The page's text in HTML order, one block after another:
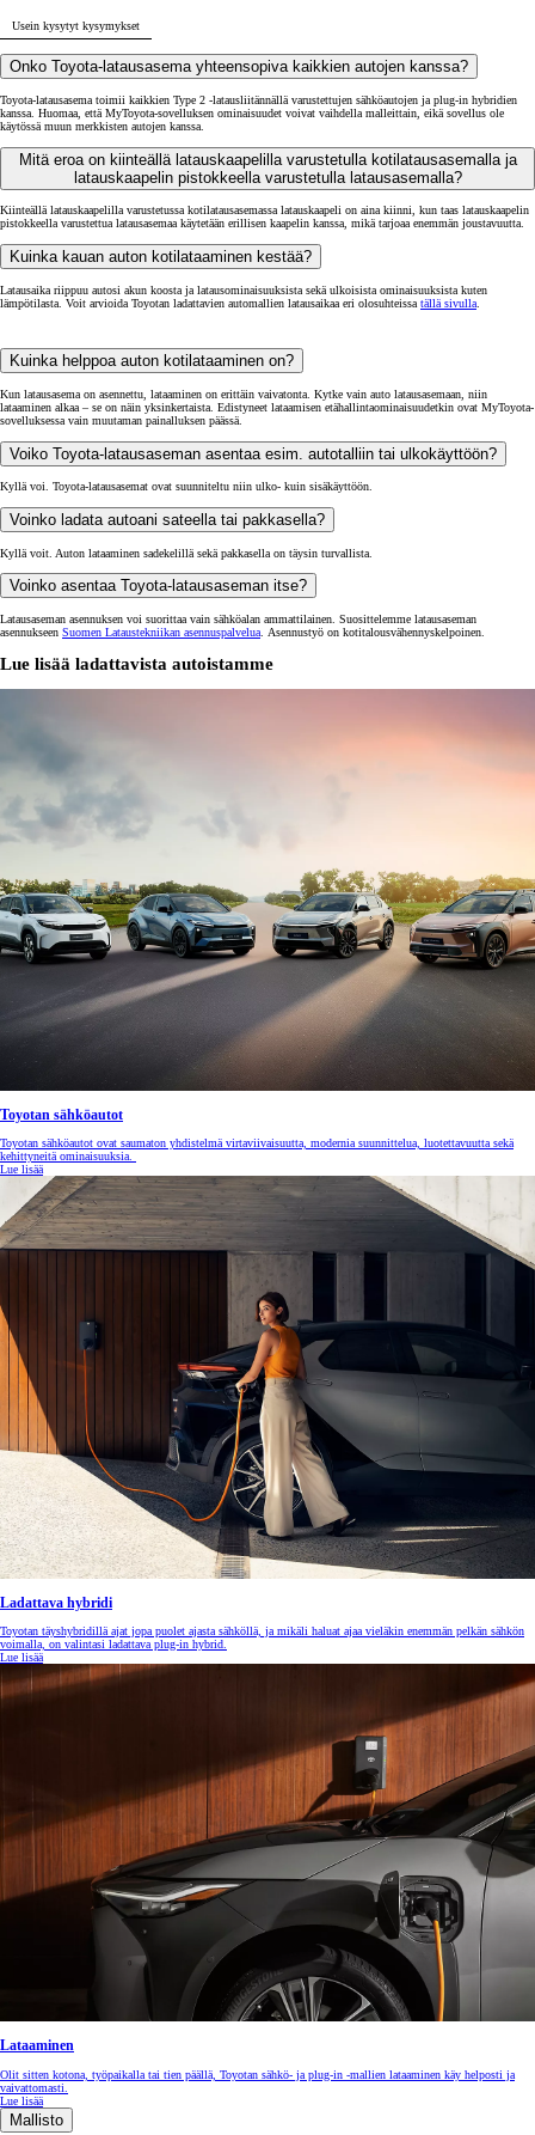
Usein kysytyt kysymykset
Onko Toyota-latausasema yhteensopiva kaikkien autojen kanssa?
Toyota-latausasema toimii kaikkien Type 2 -latausliitännällä varustettujen sähköautojen ja plug-in hybridien
kanssa. Huomaa, että MyToyota-sovelluksen ominaisuudet voivat vaihdella malleittain, eikä sovellus ole
käytössä muun merkkisten autojen kanssa.
Mitä eroa on kiinteällä latauskaapelilla varustetulla kotilatausasemalla ja
latauskaapelin pistokkeella varustetulla latausasemalla?
Kiinteällä latauskaapelilla varustetussa kotilatausasemassa latauskaapeli on aina kiinni, kun taas latauskaapelin
pistokkeella varustettua latausasemaa käytetään erillisen kaapelin kanssa, mikä tarjoaa enemmän joustavuutta.
Kuinka kauan auton kotilataaminen kestää?
Latausaika riippuu autosi akun koosta ja latausominaisuuksista sekä ulkoisista ominaisuuksista kuten
lämpötilasta. Voit arvioida Toyotan ladattavien automallien latausaikaa eri olosuhteissa tällä sivulla
Kuinka helppoa auton kotilataaminen on?
Kun latausasema on asennettu, lataaminen on erittäin vaivatonta. Kytke vain auto latausasemaan, niin
lataaminen alkaa – se on näin yksinkertaista. Edistyneet lataamisen etähallintaominaisuudetkin ovat MyToyota-
sovelluksessa vain muutaman painalluksen päässä.
Voiko Toyota-latausaseman asentaa esim. autotalliin tai ulkokäyttöön?
Kyllä voi. Toyota-latausasemat ovat suunniteltu niin ulko- kuin sisäkäyttöön.
Voinko ladata autoani sateella tai pakkasella?
Kyllä voit. Auton lataaminen sadekelillä sekä pakkasella on täysin turvallista.
Voinko asentaa Toyota-latausaseman itse?
Latausaseman asennuksen voi suorittaa vain sähköalan ammattilainen. Suosittelemme latausaseman
asennukseen Suomen Lataustekniikan asennuspalvelua . Asennustyö on kotitalousvähennyskelpoinen.
Lue lisää ladattavista autoistamme
Toyotan sähköautot
Toyotan sähköautot ovat saumaton yhdistelmä virtaviivaisuutta, modernia suunnittelua, luotettavuutta sekä
kehittyneitä ominaisuuksia.
Lue lisää
Ladattava hybridi
Toyotan täyshybridillä ajat jopa puolet ajasta sähköllä, ja mikäli haluat ajaa vieläkin enemmän pelkän sähkön
voimalla, on valintasi ladattava plug-in hybrid.
Lue lisää
Lataaminen
Olit sitten kotona, työpaikalla tai tien päällä, Toyotan sähkö- ja plug-in -mallien lataaminen käy helposti ja
vaivattomasti.
Lue lisää
Mallisto